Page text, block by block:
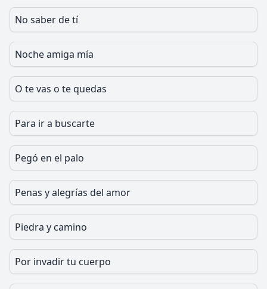
No saber de tí
Noche amiga mía
O te vas o te quedas
Para ir a buscarte
Pegó en el palo
Penas y alegrías del amor
Piedra y camino
Por invadir tu cuerpo